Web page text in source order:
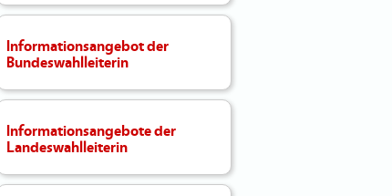
Informationsangebot der
Bundeswahlleiterin
Informationsangebote der
Landeswahlleiterin